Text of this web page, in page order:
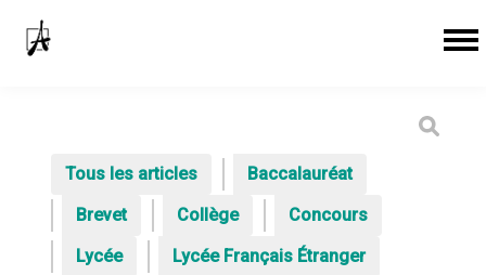
Tous les articles
Baccalauréat
Brevet
Collège
Concours
Lycée
Lycée Français Étranger